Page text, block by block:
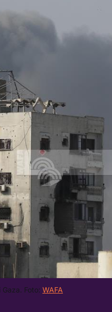
Foto: WAFA